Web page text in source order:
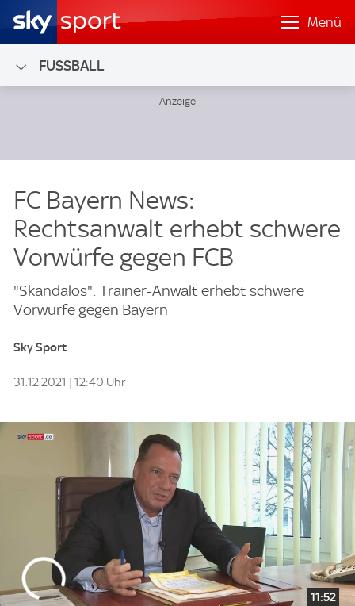
Menü
FUSSBALL
FC Bayern News:
Rechtsanwalt erhebt schwere
Vorwürfe gegen FCB
"Skandalös": Trainer-Anwalt erhebt schwere
Vorwürfe gegen Bayern
Sky Sport
31.12.2021 | 12:40 Uhr
11:52